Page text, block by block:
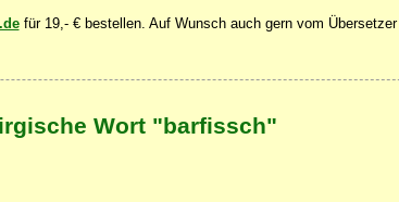
für 19,- € bestellen. Auf Wunsch auch gern vom
Wort "barfissch"